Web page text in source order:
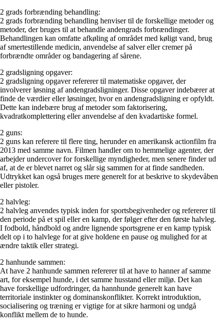
2 grads forbrænding behandling:
2 grads forbrænding behandling henviser til de forskellige metoder og
metoder, der bruges til at behandle andengrads forbrændinger.
Behandlingen kan omfatte afkøling af området med køligt vand, brug
af smertestillende medicin, anvendelse af salver eller cremer på
forbrændte områder og bandagering af sårene.
2 gradsligning opgaver:
2 gradsligning opgaver refererer til matematiske opgaver, der
involverer løsning af andengradsligninger. Disse opgaver indebærer at
finde de værdier eller løsninger, hvor en andengradsligning er opfyldt.
Dette kan indebære brug af metoder som faktorisering,
kvadratkomplettering eller anvendelse af den kvadartiske formel.
2 guns:
2 guns kan referere til flere ting, herunder en amerikansk actionfilm fra
2013 med samme navn. Filmen handler om to hemmelige agenter, der
arbejder undercover for forskellige myndigheder, men senere finder ud
af, at de er blevet narret og slår sig sammen for at finde sandheden.
Udtrykket kan også bruges mere generelt for at beskrive to skydevåben
eller pistoler.
2 halvleg:
2 halvleg anvendes typisk inden for sportsbegivenheder og refererer til
den periode på et spil eller en kamp, der følger efter den første halvleg.
I fodbold, håndbold og andre lignende sportsgrene er en kamp typisk
delt op i to halvlege for at give holdene en pause og mulighed for at
ændre taktik eller strategi.
2 hanhunde sammen:
At have 2 hanhunde sammen refererer til at have to hanner af samme
art, for eksempel hunde, i det samme husstand eller miljø. Det kan
have forskellige udfordringer, da hannhunde generelt kan have
territoriale instinkter og dominanskonflikter. Korrekt introduktion,
socialisering og træning er vigtige for at sikre harmoni og undgå
konflikt mellem de to hunde.